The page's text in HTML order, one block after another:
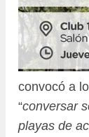
convocó a
“conversar
playas de